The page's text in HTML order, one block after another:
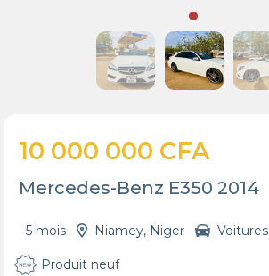
10 000 000 CFA
Mercedes-Benz E350 2014
5 mois Niamey, Niger Voitures
Produit neuf